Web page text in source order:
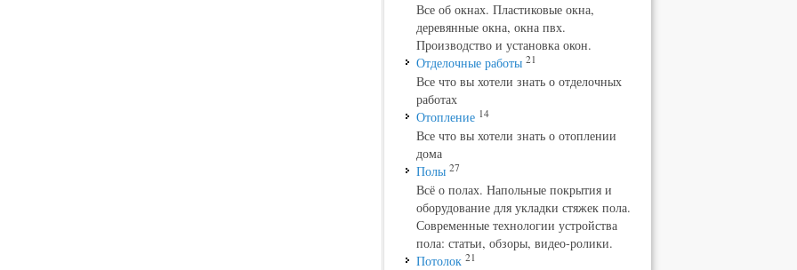
Все об окнах. Пластиковые окна,
деревянные окна, окна пвх.
Производство и установка окон.
Отделочные работы 21
Все что вы хотели знать о отделочных
работах
Отопление 14
Все что вы хотели знать о отоплении
дома
Полы 27
Всё о полах. Напольные покрытия и
оборудование для укладки стяжек пола.
Современные технологии устройства
пола: статьи, обзоры, видео-ролики.
Потолок 21